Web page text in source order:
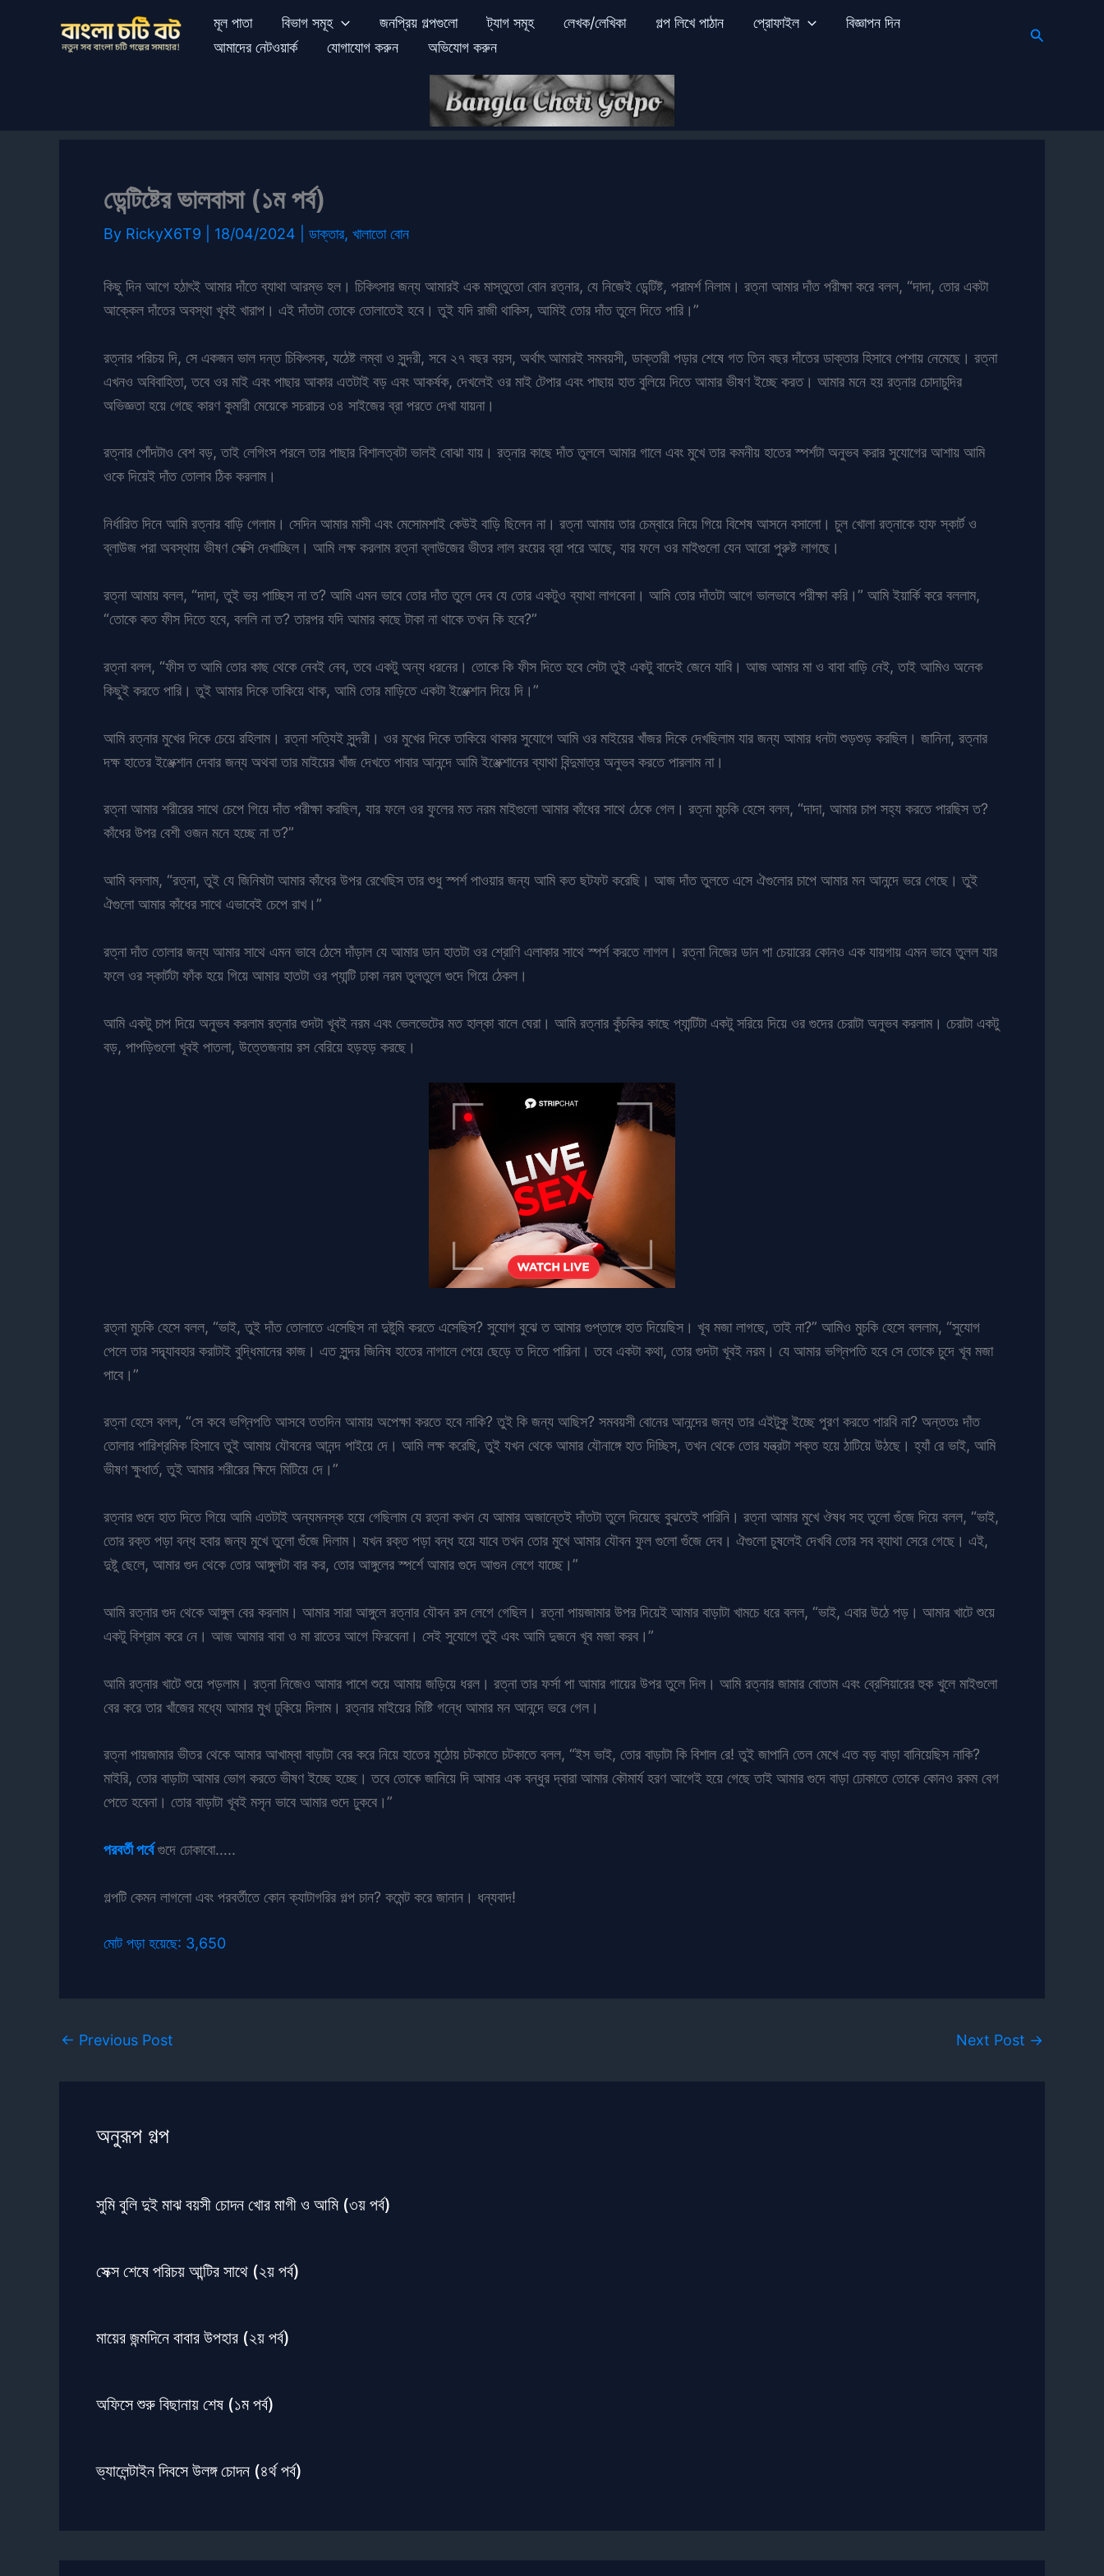
মূল পাতা বিভাগ সমূহ জনপ্রিয় গল্পগুলো ট্যাগ সমূহ লেখক/লেখিকা গল্প লিখে পাঠান প্রোফাইল
বিজ্ঞাপন দিন
আমাদের নেটওয়ার্ক
যোগাযোগ করুন অভিযোগ করুন
Search
ডেন্টিষ্টের ভালবাসা (১ম পর্ব)
By RickyX6T9 18/04/2024 ডাক্তার, খালাতো বোন
কিছু দিন আগে হঠাৎই আমার দাঁতে ব্যাথা আরম্ভ হল। চিকিৎসার জন্য আমারই এক মাস্তুতো বোন রত্নার, যে নিজেই ডেন্টিষ্ট, পরামর্শ নিলাম। রত্না আমার দাঁত পরীক্ষা করে বলল, “দাদা, তোর একটা
আক্কেল দাঁতের অবস্থা খূবই খারাপ। এই দাঁতটা তোকে তোলাতেই হবে। তুই যদি রাজী থাকিস, আমিই তোর দাঁত তুলে দিতে পারি।”
রত্নার পরিচয় দি, সে একজন ভাল দন্ত চিকিৎসক, যঠেষ্ট লম্বা ও সুন্দরী, সবে ২৭ বছর বয়স, অর্থাৎ আমারই সমবয়সী, ডাক্তারী পড়ার শেষে গত তিন বছর দাঁতের ডাক্তার হিসাবে পেশায় নেমেছে। রত্না
এখনও অবিবাহিতা, তবে ওর মাই এবং পাছার আকার এতটাই বড় এবং আকর্ষক, দেখলেই ওর মাই টেপার এবং পাছায় হাত বুলিয়ে দিতে আমার ভীষণ ইচ্ছে করত। আমার মনে হয় রত্নার চোদাচুদির
অভিজ্ঞতা হয়ে গেছে কারণ কুমারী মেয়েকে সচরাচর ৩৪ সাইজের ব্রা পরতে দেখা যায়না।
রত্নার পোঁদটাও বেশ বড়, তাই লেগিংস পরলে তার পাছার বিশালত্বটা ভালই বোঝা যায়। রত্নার কাছে দাঁত তুললে আমার গালে এবং মুখে তার কমনীয় হাতের স্পর্শটা অনুভব করার সুযোগের আশায় আমি
ওকে দিয়েই দাঁত তোলাব ঠিক করলাম।
নির্ধারিত দিনে আমি রত্নার বাড়ি গেলাম। সেদিন আমার মাসী এবং মেসোমশাই কেউই বাড়ি ছিলেন না। রত্না আমায় তার চেম্বারে নিয়ে গিয়ে বিশেষ আসনে বসালো। চুল খোলা রত্নাকে হাফ স্কার্ট ও
ব্লাউজ পরা অবস্থায় ভীষণ সেক্সি দেখাচ্ছিল। আমি লক্ষ করলাম রত্না ব্লাউজের ভীতর লাল রংয়ের ব্রা পরে আছে, যার ফলে ওর মাইগুলো যেন আরো পুরুষ্ট লাগছে।
রত্না আমায় বলল, “দাদা, তুই ভয় পাচ্ছিস না ত? আমি এমন ভাবে তোর দাঁত তুলে দেব যে তোর একটুও ব্যাথা লাগবেনা। আমি তোর দাঁতটা আগে ভালভাবে পরীক্ষা করি।” আমি ইয়ার্কি করে বললাম,
“তোকে কত ফীস দিতে হবে, বললি না ত? তারপর যদি আমার কাছে টাকা না থাকে তখন কি হবে?”
রত্না বলল, “ফীস ত আমি তোর কাছ থেকে নেবই নেব, তবে একটু অন্য ধরনের। তোকে কি ফীস দিতে হবে সেটা তুই একটু বাদেই জেনে যাবি। আজ আমার মা ও বাবা বাড়ি নেই, তাই আমিও অনেক
কিছুই করতে পারি। তুই আমার দিকে তাকিয়ে থাক, আমি তোর মাড়িতে একটা ইঞ্জেক্শান দিয়ে দি।”
আমি রত্নার মুখের দিকে চেয়ে রহিলাম। রত্না সত্যিই সুন্দরী। ওর মুখের দিকে তাকিয়ে থাকার সুযোগে আমি ওর মাইয়ের খাঁজর দিকে দেখছিলাম যার জন্য আমার ধনটা শুড়শুড় করছিল। জানিনা, রত্নার
দক্ষ হাতের ইঞ্জেক্শান দেবার জন্য অথবা তার মাইয়ের খাঁজ দেখতে পাবার আনন্দে আমি ইঞ্জেক্শানের ব্যাথা বিন্দুমাত্র অনুভব করতে পারলাম না।
রত্না আমার শরীরের সাথে চেপে গিয়ে দাঁত পরীক্ষা করছিল, যার ফলে ওর ফুলের মত নরম মাইগুলো আমার কাঁধের সাথে ঠেকে গেল। রত্না মুচকি হেসে বলল, “দাদা, আমার চাপ সহ্য করতে পারছিস ত?
কাঁধের উপর বেশী ওজন মনে হচ্ছে না ত?”
আমি বললাম, “রত্না, তুই যে জিনিষটা আমার কাঁধের উপর রেখেছিস তার শুধু স্পর্শ পাওয়ার জন্য আমি কত ছটফট করেছি। আজ দাঁত তুলতে এসে ঐগুলোর চাপে আমার মন আনন্দে ভরে গেছে। তুই
ঐগুলো আমার কাঁধের সাথে এভাবেই চেপে রাখ।”
রত্না দাঁত তোলার জন্য আমার সাথে এমন ভাবে ঠেসে দাঁড়াল যে আমার ডান হাতটা ওর শ্রোণি এলাকার সাথে স্পর্শ করতে লাগল। রত্না নিজের ডান পা চেয়ারের কোনও এক যায়গায় এমন ভাবে তুলল যার
ফলে ওর স্কার্টটা ফাঁক হয়ে গিয়ে আমার হাতটা ওর প্যান্টি ঢাকা নরম তুলতুলে গুদে গিয়ে ঠেকল।
আমি একটু চাপ দিয়ে অনুভব করলাম রত্নার গুদটা খূবই নরম এবং ভেলভেটের মত হাল্কা বালে ঘেরা। আমি রত্নার কুঁচকির কাছে প্যান্টিটা একটু সরিয়ে দিয়ে ওর গুদের চেরাটা অনুভব করলাম। চেরাটা একটু
বড়, পাপড়িগুলো খূবই পাতলা, উত্তেজনায় রস বেরিয়ে হড়হড় করছে।
রত্না মুচকি হেসে বলল, “ভাই, তুই দাঁত তোলাতে এসেছিস না দুষ্টুমি করতে এসেছিস? সুযোগ বুঝে ত আমার গুপ্তাঙ্গে হাত দিয়েছিস। খূব মজা লাগছে, তাই না?” আমিও মুচকি হেসে বললাম, “সুযোগ
পেলে তার সদ্ব্যাবহার করাটাই বুদ্ধিমানের কাজ। এত সুন্দর জিনিষ হাতের নাগালে পেয়ে ছেড়ে ত দিতে পারিনা। তবে একটা কথা, তোর গুদটা খূবই নরম। যে আমার ভগ্নিপতি হবে সে তোকে চুদে খূব মজা
পাবে।”
রত্না হেসে বলল, “সে কবে ভগ্নিপতি আসবে ততদিন আমায় অপেক্ষা করতে হবে নাকি? তুই কি জন্য আছিস? সমবয়সী বোনের আনন্দের জন্য তার এইটুকু ইচ্ছে পুরণ করতে পারবি না? অন্ততঃ দাঁত
তোলার পারিশ্রমিক হিসাবে তুই আমায় যৌবনের আনন্দ পাইয়ে দে। আমি লক্ষ করেছি, তুই যখন থেকে আমার যৌনাঙ্গে হাত দিচ্ছিস, তখন থেকে তোর যন্ত্রটা শক্ত হয়ে ঠাটিয়ে উঠছে। হ্যাঁ রে ভাই, আমি
ভীষণ ক্ষুধার্ত, তুই আমার শরীরের ক্ষিদে মিটিয়ে দে।”
রত্নার গুদে হাত দিতে গিয়ে আমি এতটাই অন্যমনস্ক হয়ে গেছিলাম যে রত্না কখন যে আমার অজান্তেই দাঁতটা তুলে দিয়েছে বুঝতেই পারিনি। রত্না আমার মুখে ঔষধ সহ তুলো গুঁজে দিয়ে বলল, “ভাই,
তোর রক্ত পড়া বন্ধ হবার জন্য মুখে তুলো গুঁজে দিলাম। যখন রক্ত পড়া বন্ধ হয়ে যাবে তখন তোর মুখে আমার যৌবন ফুল গুলো গুঁজে দেব। ঐগুলো চুষলেই দেখবি তোর সব ব্যাথা সেরে গেছে। এই,
দুষ্টু ছেলে, আমার গুদ থেকে তোর আঙ্গুলটা বার কর, তোর আঙ্গুলের স্পর্শে আমার গুদে আগুন লেগে যাচ্ছে।”
আমি রত্নার গুদ থেকে আঙ্গুল বের করলাম। আমার সারা আঙ্গুলে রত্নার যৌবন রস লেগে গেছিল। রত্না পায়জামার উপর দিয়েই আমার বাড়াটা খামচে ধরে বলল, “ভাই, এবার উঠে পড়। আমার খাটে শুয়ে
একটু বিশ্রাম করে নে। আজ আমার বাবা ও মা রাতের আগে ফিরবেনা। সেই সুযোগে তুই এবং আমি দুজনে খূব মজা করব।”
আমি রত্নার খাটে শুয়ে পড়লাম। রত্না নিজেও আমার পাশে শুয়ে আমায় জড়িয়ে ধরল। রত্না তার ফর্সা পা আমার গায়ের উপর তুলে দিল। আমি রত্নার জামার বোতাম এবং ব্রেসিয়ারের হুক খুলে মাইগুলো
বের করে তার খাঁজের মধ্যে আমার মুখ ঢুকিয়ে দিলাম। রত্নার মাইয়ের মিষ্টি গন্ধে আমার মন আনন্দে ভরে গেল।
রত্না পায়জামার ভীতর থেকে আমার আখাম্বা বাড়াটা বের করে নিয়ে হাতের মুঠোয় চটকাতে চটকাতে বলল, “ইস ভাই, তোর বাড়াটা কি বিশাল রে! তুই জাপানি তেল মেখে এত বড় বাড়া বানিয়েছিস নাকি?
মাইরি, তোর বাড়াটা আমার ভোগ করতে ভীষণ ইচ্ছে হচ্ছে। তবে তোকে জানিয়ে দি আমার এক বন্ধুর দ্বারা আমার কৌমার্য হরণ আগেই হয়ে গেছে তাই আমার গুদে বাড়া ঢোকাতে তোকে কোনও রকম বেগ
পেতে হবেনা। তোর বাড়াটা খূবই মসৃন ভাবে আমার গুদে ঢুকবে।”
পরবর্তী পর্বেগুদে ঢোকাবো…..
গল্পটি কেমন লাগলো এবং পরবর্তীতে কোন ক্যাটাগরির গল্প চান? কমেন্ট করে জানান। ধন্যবাদ!
মোট পড়া হয়েছে: 3,650
← Previous Post Next Post →
অনুরূপ গল্প
সুমি বুলি দুই মাঝ বয়সী চোদন খোর মাগী ও আমি (৩য় পর্ব)
সেক্স শেষে পরিচয় আন্টির সাথে (২য় পর্ব)
মায়ের জন্মদিনে বাবার উপহার (২য় পর্ব)
অফিসে শুরু বিছানায় শেষ (১ম পর্ব)
ভ্যালেন্টাইন দিবসে উলঙ্গ চোদন (৪র্থ পর্ব)